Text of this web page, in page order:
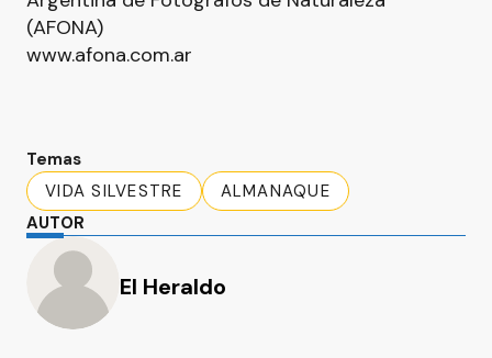
(AFONA)
www.afona.com.ar
Temas
VIDA SILVESTRE
ALMANAQUE
AUTOR
El Heraldo